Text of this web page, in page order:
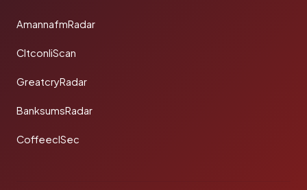
AmannafmRadar
CltconliScan
GreatcryRadar
BanksumsRadar
CoffeeclSec